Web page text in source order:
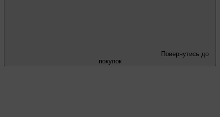
Повернутись до
покупок